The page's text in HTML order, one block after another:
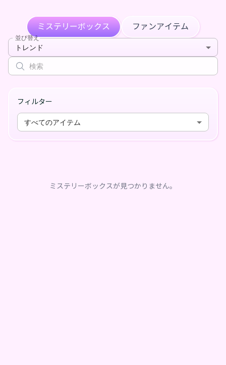
ミステリーボックス ファンアイテム
並び替え
トレンド
フィルター
すべてのアイテム
ミステリーボックスが見つかりません。